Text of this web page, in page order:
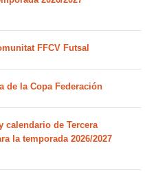
FFCV Futsal
de la Copa Federación
calendario de Tercera
la temporada 2026/2027